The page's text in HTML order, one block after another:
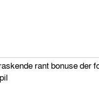
rant bonuse der